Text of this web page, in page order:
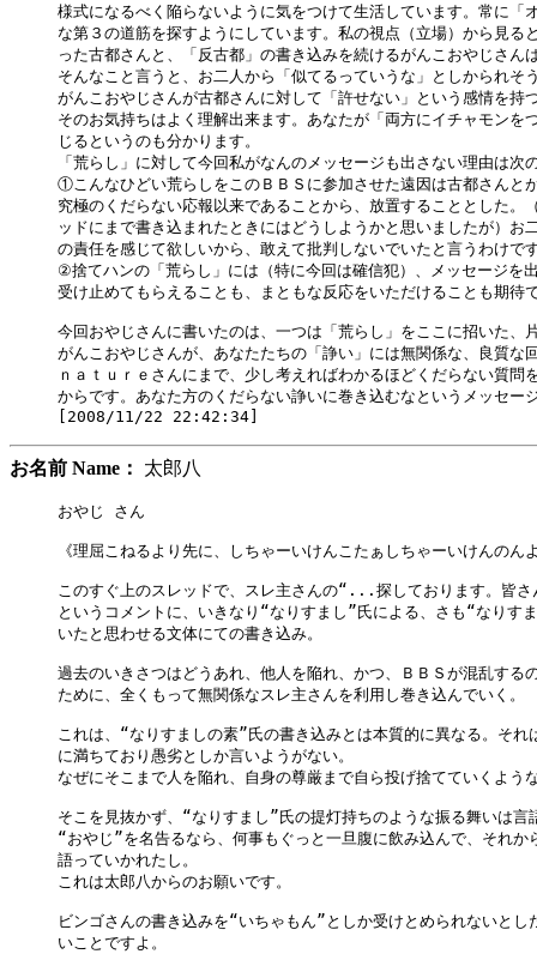
様式になるべく陥らないように気をつけて生活しています。常に「
な第３の道筋を探すようにしています。私の視点（立場）から見る
った古都さんと、「反古都」の書き込みを続けるがんこおやじさん
そんなこと言うと、お二人から「似てるっていうな」としかられそ
がんこおやじさんが古都さんに対して「許せない」という感情を持
そのお気持ちはよく理解出来ます。あなたが「両方にイチャモンを
じるというのも分かります。
「荒らし」に対して今回私がなんのメッセージも出さない理由は次
①こんなひどい荒らしをこのＢＢＳに参加させた遠因は古都さんと
究極のくだらない応報以来であることから、放置することとした。
ッドにまで書き込まれたときにはどうしようかと思いましたが）お
の責任を感じて欲しいから、敢えて批判しないでいたと言うわけで
②捨てハンの「荒らし」には（特に今回は確信犯）、メッセージを
受け止めてもらえることも、まともな反応をいただけることも期待
今回おやじさんに書いたのは、一つは「荒らし」をここに招いた、
がんこおやじさんが、あなたたちの「諍い」には無関係な、良質な
ｎａｔｕｒｅさんにまで、少し考えればわかるほどくだらない質問
からです。あなた方のくだらない諍いに巻き込むなというメッセー
お名前 Name： 太郎八
おやじ さん
《理屈こねるより先に、しちゃーいけんこたぁしちゃーいけんのん
このすぐ上のスレッドで、スレ主さんの“...探しております。皆さ
というコメントに、いきなり“なりすまし”氏による、さも“なりす
いたと思わせる文体にての書き込み。
過去のいきさつはどうあれ、他人を陥れ、かつ、ＢＢＳが混乱する
ために、全くもって無関係なスレ主さんを利用し巻き込んでいく。
これは、“なりすましの素”氏の書き込みとは本質的に異なる。それ
に満ちており愚劣としか言いようがない。
なぜにそこまで人を陥れ、自身の尊厳まで自ら投げ捨てていくよう
そこを見抜かず、“なりすまし”氏の提灯持ちのような振る舞いは言
“おやじ”を名告るなら、何事もぐっと一旦腹に飲み込んで、それか
語っていかれたし。
これは太郎八からのお願いです。
ビンゴさんの書き込みを“いちゃもん”としか受けとめられないとし
いことですよ。